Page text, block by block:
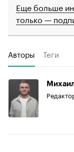
Еще больше
только —
Авторы Теги